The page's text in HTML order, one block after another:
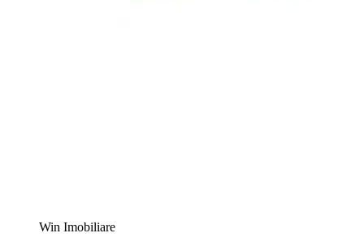
Win Imobiliare